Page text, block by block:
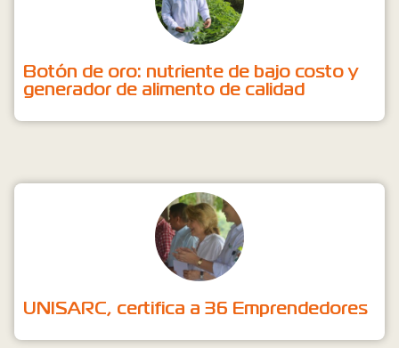
Botón de oro: nutriente de bajo costo y
generador de alimento de calidad
UNISARC, certifica a 36 Emprendedores